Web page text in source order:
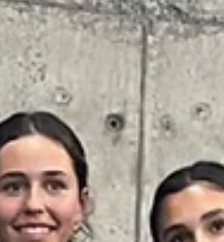
Se realizaron las finales de la Liga Escolar
de Básquetbol (LEB), en jornadas llenas de
emoción, talento y con fuerte espíritu
deportivo. Cada partido reflejó el trabajo en
equipo, dejando grandes jugadas en la
cancha. Felicitamos a nuestra categoría
intermedia que obtuvo un destacado
segundo lugar, mientras que la categoría
superior alcanzó el cuarto. ¡Felicitaciones a